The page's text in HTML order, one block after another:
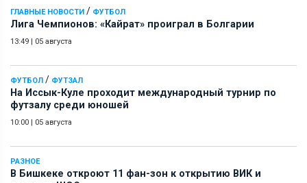
ГЛАВНЫЕ НОВОСТИ / ФУТБОЛ
Лига Чемпионов: «Кайрат» проиграл в Болгарии
13:49 | 05 августа
ФУТБОЛ / ФУТЗАЛ
На Иссык-Куле проходит международный турнир по
футзалу среди юношей
10:00 | 05 августа
РАЗНОЕ
В Бишкеке откроют 11 фан-зон к открытию ВИК и